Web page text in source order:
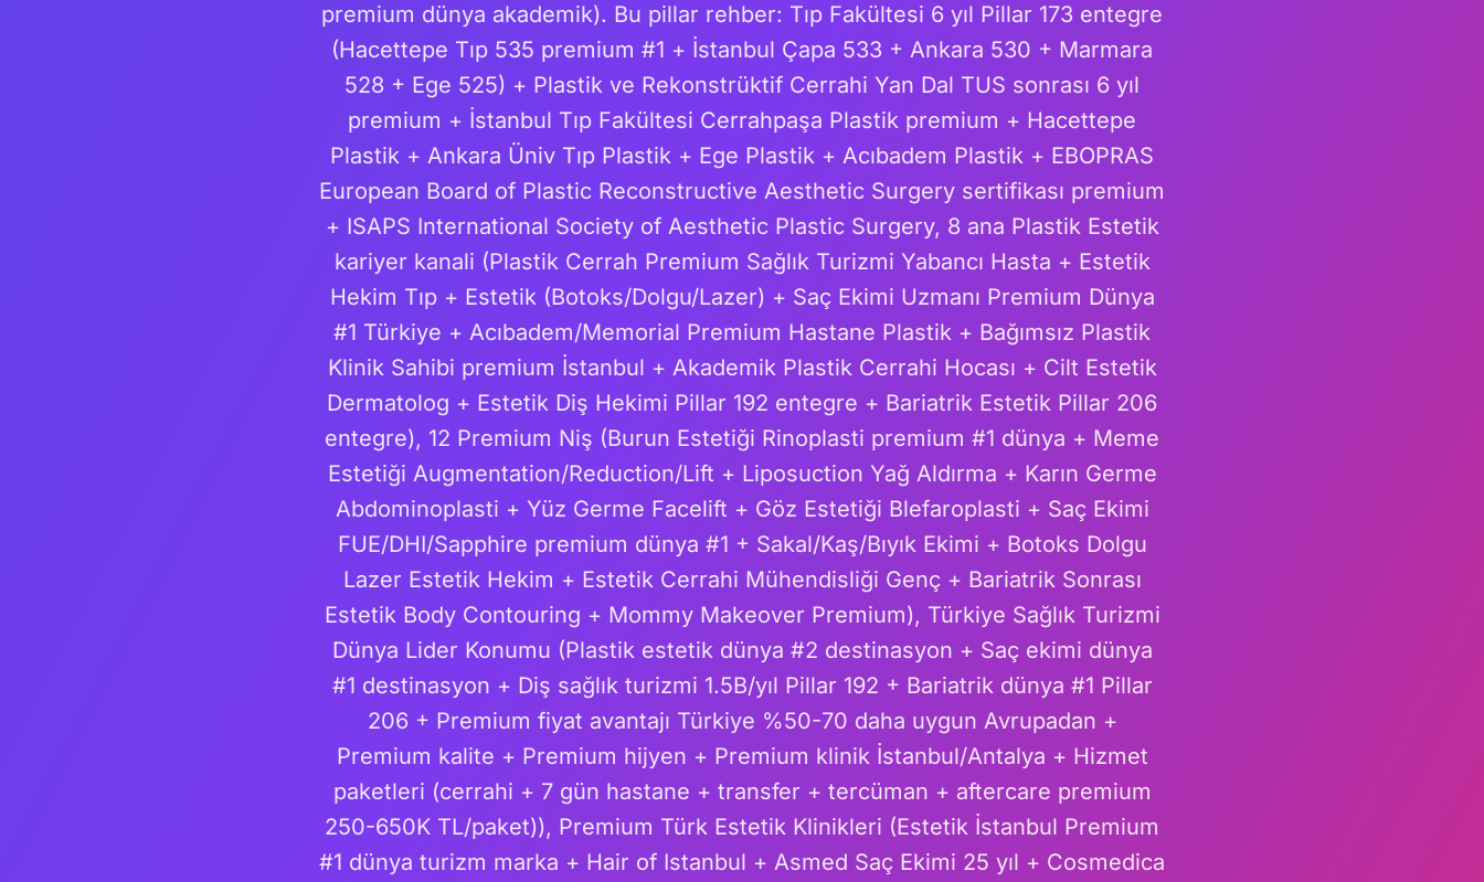
premium dünya akademik). Bu pillar rehber: Tıp Fakültesi 6 yıl Pillar 173 entegre
(Hacettepe Tıp 535 premium #1 + İstanbul Çapa 533 + Ankara 530 + Marmara
528 + Ege 525) + Plastik ve Rekonstrüktif Cerrahi Yan Dal TUS sonrası 6 yıl
premium + İstanbul Tıp Fakültesi Cerrahpaşa Plastik premium + Hacettepe
Plastik + Ankara Üniv Tıp Plastik + Ege Plastik + Acıbadem Plastik + EBOPRAS
European Board of Plastic Reconstructive Aesthetic Surgery sertifikası premium
+ ISAPS International Society of Aesthetic Plastic Surgery, 8 ana Plastik Estetik
kariyer kanali (Plastik Cerrah Premium Sağlık Turizmi Yabancı Hasta + Estetik
Hekim Tıp + Estetik (Botoks/Dolgu/Lazer) + Saç Ekimi Uzmanı Premium Dünya
#1 Türkiye + Acıbadem/Memorial Premium Hastane Plastik + Bağımsız Plastik
Klinik Sahibi premium İstanbul + Akademik Plastik Cerrahi Hocası + Cilt Estetik
Dermatolog + Estetik Diş Hekimi Pillar 192 entegre + Bariatrik Estetik Pillar 206
entegre), 12 Premium Niş (Burun Estetiği Rinoplasti premium #1 dünya + Meme
Estetiği Augmentation/Reduction/Lift + Liposuction Yağ Aldırma + Karın Germe
Abdominoplasti + Yüz Germe Facelift + Göz Estetiği Blefaroplasti + Saç Ekimi
FUE/DHI/Sapphire premium dünya #1 + Sakal/Kaş/Bıyık Ekimi + Botoks Dolgu
Lazer Estetik Hekim + Estetik Cerrahi Mühendisliği Genç + Bariatrik Sonrası
Estetik Body Contouring + Mommy Makeover Premium), Türkiye Sağlık Turizmi
Dünya Lider Konumu (Plastik estetik dünya #2 destinasyon + Saç ekimi dünya
#1 destinasyon + Diş sağlık turizmi 1.5B/yıl Pillar 192 + Bariatrik dünya #1 Pillar
206 + Premium fiyat avantajı Türkiye %50-70 daha uygun Avrupadan +
Premium kalite + Premium hijyen + Premium klinik İstanbul/Antalya + Hizmet
paketleri (cerrahi + 7 gün hastane + transfer + tercüman + aftercare premium
250-650K TL/paket)), Premium Türk Estetik Klinikleri (Estetik İstanbul Premium
#1 dünya turizm marka + Hair of Istanbul + Asmed Saç Ekimi 25 yıl + Cosmedica